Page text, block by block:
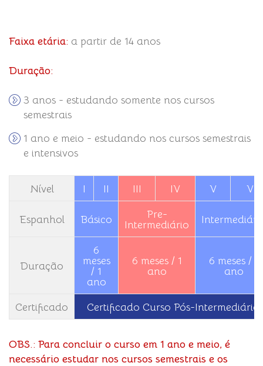
Faixa etária: a partir de 14 anos
Duração:
3 anos - estudando somente nos cursos
semestrais
1 ano e meio - estudando nos cursos semestrais
e intensivos
Nível I II III IV V VI
Espanhol Básico
Pre-
Intermediário
Duração
6
meses
/ 1
ano
6 meses / 1
ano
6 meses / 1
ano
Certificado Certificado Curso Pós-Intermediário
OBS.: Para concluir o curso em 1 ano e meio, é
necessário estudar nos cursos semestrais e os